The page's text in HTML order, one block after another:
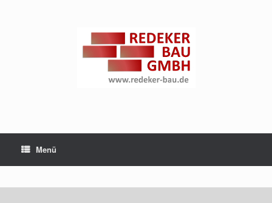
Menü